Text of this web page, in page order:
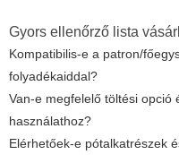
Gyors ellenőrző lista
Kompatibilis-e a patron/
folyadékaiddal?
Van-e megfelelő töltési opció
használathoz?
Elérhetőek-e pótalkatrészek